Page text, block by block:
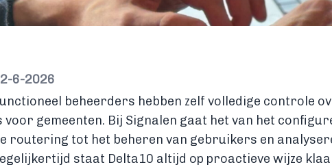
6-2026
beheerders hebben zelf volledige controle
voor gemeenten. Bij Signalen gaat het van het
routering tot het beheren van gebruikers en
staat Delta10 altijd op proactieve wijze